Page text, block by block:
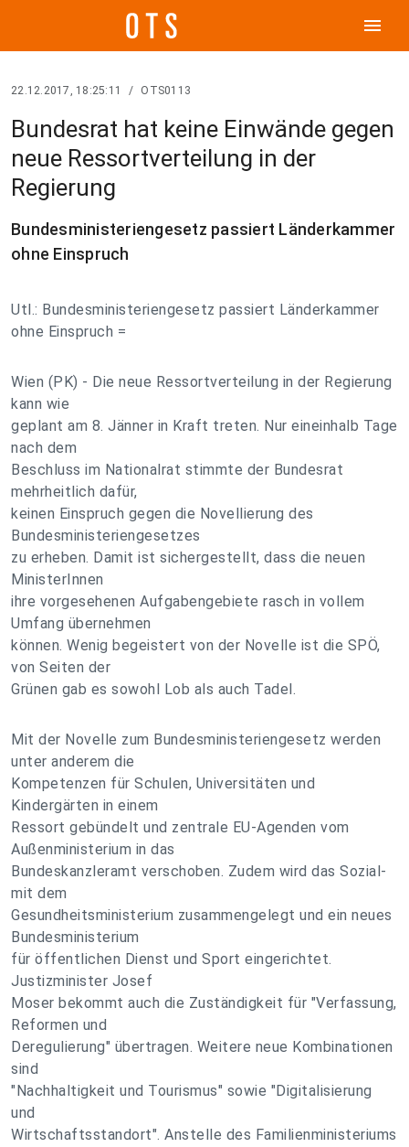
menu
22.12.2017, 18:25:11 / OTS0113
Bundesrat hat keine Einwände gegen
neue Ressortverteilung in der
Regierung
Bundesministeriengesetz passiert Länderkammer
ohne Einspruch
Utl.: Bundesministeriengesetz passiert Länderkammer
ohne Einspruch =
Wien (PK) - Die neue Ressortverteilung in der Regierung
kann wie
geplant am 8. Jänner in Kraft treten. Nur eineinhalb Tage
nach dem
Beschluss im Nationalrat stimmte der Bundesrat
mehrheitlich dafür,
keinen Einspruch gegen die Novellierung des
Bundesministeriengesetzes
zu erheben. Damit ist sichergestellt, dass die neuen
MinisterInnen
ihre vorgesehenen Aufgabengebiete rasch in vollem
Umfang übernehmen
können. Wenig begeistert von der Novelle ist die SPÖ,
von Seiten der
Grünen gab es sowohl Lob als auch Tadel.
Mit der Novelle zum Bundesministeriengesetz werden
unter anderem die
Kompetenzen für Schulen, Universitäten und
Kindergärten in einem
Ressort gebündelt und zentrale EU-Agenden vom
Außenministerium in das
Bundeskanzleramt verschoben. Zudem wird das Sozial-
mit dem
Gesundheitsministerium zusammengelegt und ein neues
Bundesministerium
für öffentlichen Dienst und Sport eingerichtet.
Justizminister Josef
Moser bekommt auch die Zuständigkeit für "Verfassung,
Reformen und
Deregulierung" übertragen. Weitere neue Kombinationen
sind
"Nachhaltigkeit und Tourismus" sowie "Digitalisierung
und
Wirtschaftsstandort". Anstelle des Familienministeriums